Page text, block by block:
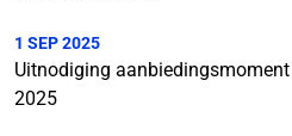
1 SEP 2025
Uitnodiging
2025